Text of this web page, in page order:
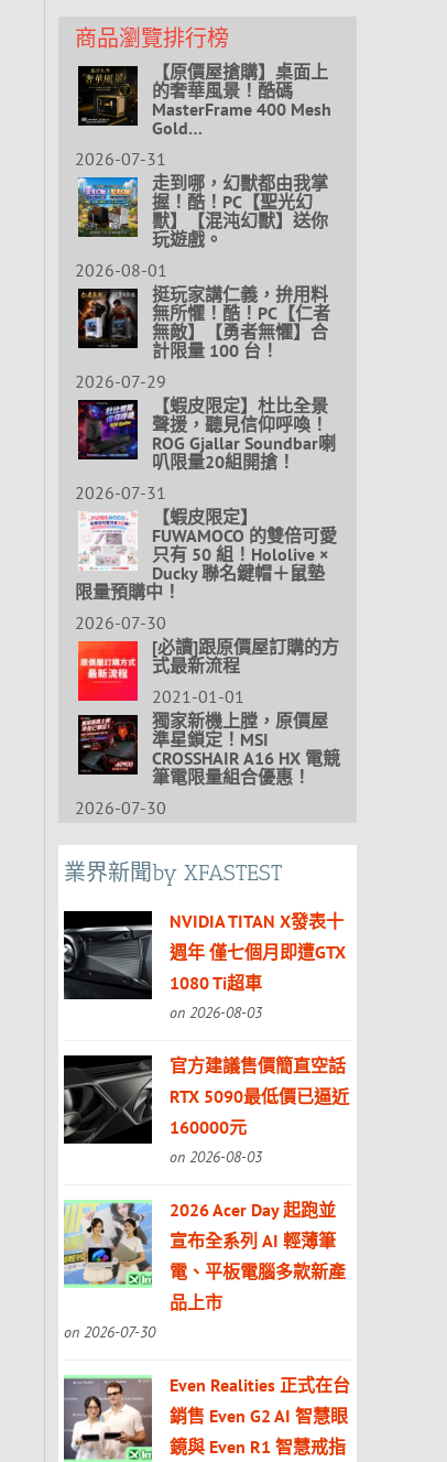
商品瀏覽排行榜
【原價屋搶購】桌面上
的奢華風景！酷碼
MasterFrame 400 Mesh
Gold…
2026-07-31
走到哪，幻獸都由我掌
握！酷！PC【聖光幻
獸】【混沌幻獸】送你
玩遊戲。
2026-08-01
挺玩家講仁義，拚用料
無所懼！酷！PC【仁者
無敵】【勇者無懼】合
計限量 100 台！
2026-07-29
【蝦皮限定】杜比全景
聲援，聽見信仰呼喚！
ROG Gjallar Soundbar喇
叭限量20組開搶！
2026-07-31
【蝦皮限定】
FUWAMOCO 的雙倍可愛
只有 50 組！Hololive ×
Ducky 聯名鍵帽＋鼠墊
限量預購中！
2026-07-30
[必讀]跟原價屋訂購的方
式最新流程
2021-01-01
獨家新機上膛，原價屋
準星鎖定！MSI
CROSSHAIR A16 HX 電競
筆電限量組合優惠！
2026-07-30
業界新聞by XFASTEST
NVIDIA TITAN X發表十
週年 僅七個月即遭GTX
1080 Ti超車
on 2026-08-03
官方建議售價簡直空話
RTX 5090最低價已逼近
160000元
on 2026-08-03
2026 Acer Day 起跑並
宣布全系列 AI 輕薄筆
電、平板電腦多款新產
品上市
on 2026-07-30
Even Realities 正式在台
銷售 Even G2 AI 智慧眼
鏡與 Even R1 智慧戒指